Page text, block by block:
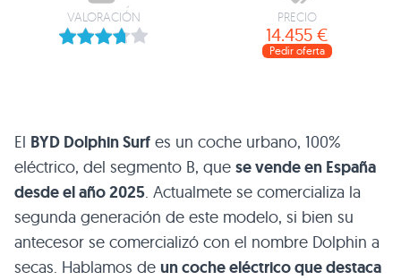
VALORACIÓN PRECIO
14.455 €
Pedir oferta
El BYD Dolphin Surf es un coche urbano, 100%
eléctrico, del segmento B, que se vende en España
desde el año 2025. Actualmete se comercializa la
segunda generación de este modelo, si bien su
antecesor se comercializó con el nombre Dolphin a
secas. Hablamos de un coche eléctrico que destaca